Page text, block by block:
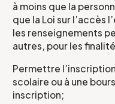
à moins que la
que la Loi sur l’accès
les renseignements
autres, pour les
Permettre
scolaire ou à une
inscription;